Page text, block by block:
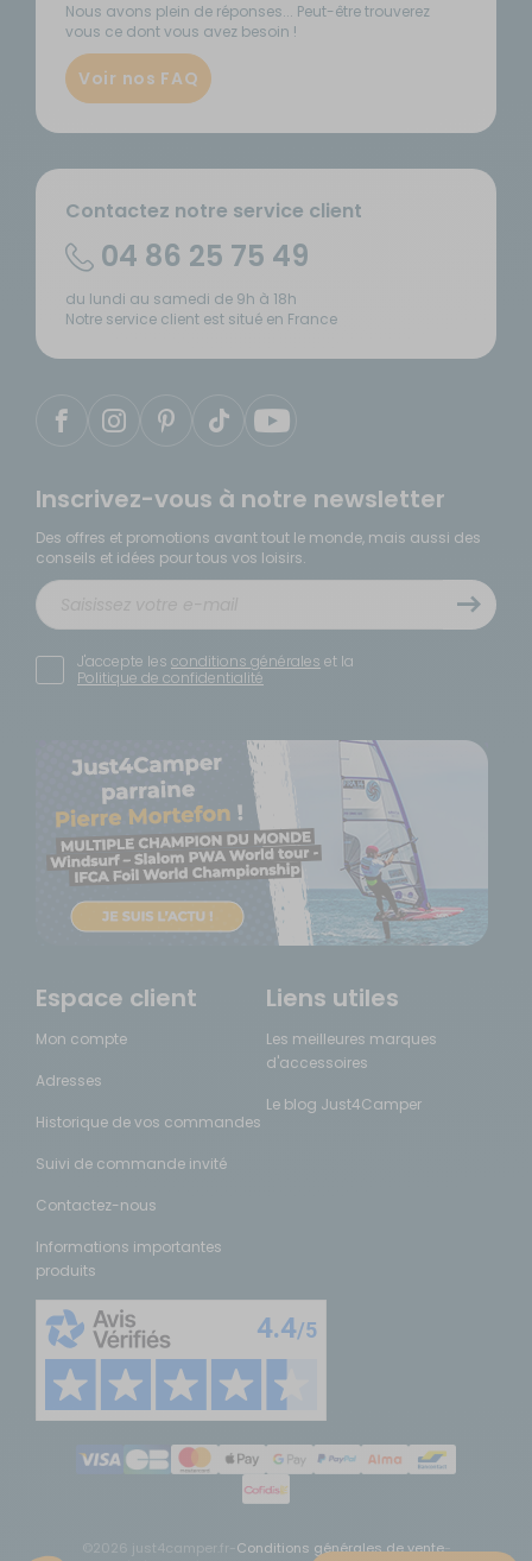
Nous avons plein de réponses... Peut-être trouverez
vous ce dont vous avez besoin !
Voir nos FAQ
Contactez notre service client
04 86 25 75 49
du lundi au samedi de 9h à 18h
Notre service client est situé en France
Inscrivez-vous à notre newsletter
Des offres et promotions avant tout le monde, mais aussi des
conseils et idées pour tous vos loisirs.
J'accepte les conditions générales et la
Politique de confidentialité
Espace client
Mon compte
Adresses
Historique de vos commandes
Suivi de commande invité
Contactez-nous
Informations importantes
produits
Liens utiles
Les meilleures marques
d'accessoires
Le blog Just4Camper
©2026 just4camper.fr Conditions générales de vente-